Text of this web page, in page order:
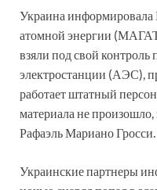
Украина информировала
атомной энергии
взяли под свой
электростанции (АЭС),
работает штатный
материала не
Рафаэль Мариано Гросси.
Украинские партнеры